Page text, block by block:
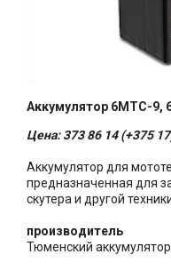
Аккумулятор 6МТС-
Цена: 373 86 14 (+375
Аккумулятор для
предназначенная для
скутера и другой
производитель
Тюменский